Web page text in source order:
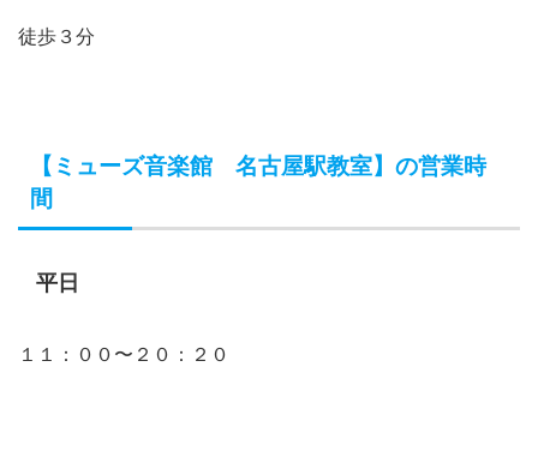
徒歩３分
【ミューズ音楽館 名古屋駅教室】の営業時
間
平日
１１：００〜２０：２０